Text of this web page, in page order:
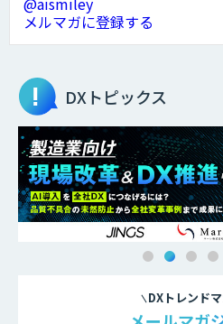
メルマガに登録する
DXトピックス
DXトレンド